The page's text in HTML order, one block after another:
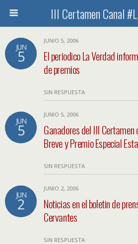
III Certamen Canal
JUN
5
JUNIO 5, 2006
El periodico La Verdad
de premios
SIN RESPUESTA
JUN
5
JUNIO 5, 2006
Ganadores del III
Breve y Premio Especial
SIN RESPUESTA
JUN
2
JUNIO 2, 2006
Noticias en el boletin de
Cervantes
SIN RESPUESTA